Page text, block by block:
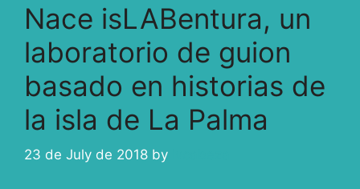
Nace isLABentura, un
laboratorio de guion
basado en historias de
la isla de La Palma
23 de July de 2018 by